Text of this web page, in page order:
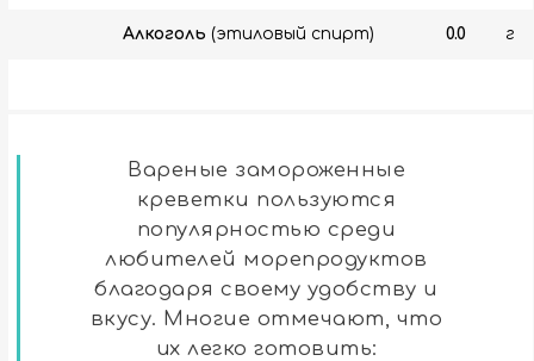
Алкоголь (этиловый спирт) 0.0 г
Вареные замороженные
креветки пользуются
популярностью среди
любителей морепродуктов
благодаря своему удобству и
вкусу. Многие отмечают, что
их легко готовить: